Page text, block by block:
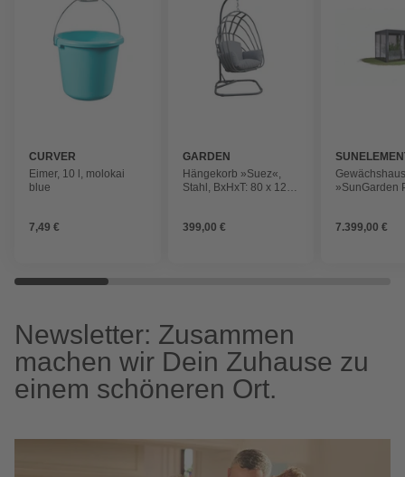
CURVER
Eimer, 10 l, molokai
blue
7,49 €
GARDEN
IMPRESSIONS
Hängekorb »Suez«,
Stahl, BxHxT: 80 x 124
399,00 €
»SunGarden
metallic
7.399,00 €
Newsletter: Zusammen
machen wir Dein Zuhause zu
einem schöneren Ort.